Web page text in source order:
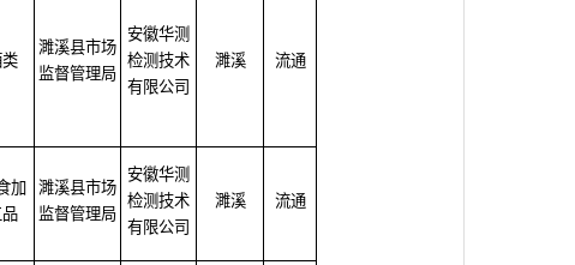
濉溪县市场
监督管理局
安徽华测
检测技术
有限公司
濉溪 流通
加
品
濉溪县市场
监督管理局
安徽华测
检测技术
有限公司
濉溪 流通